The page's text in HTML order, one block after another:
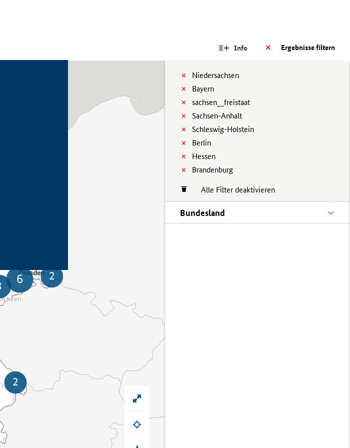
Ergebnisse filtern
Info
Niedersachsen
Bayern
sachsen__freistaat
Sachsen-Anhalt
Schleswig-Holstein
Berlin
Hessen
Brandenburg
Alle Filter deaktivieren
Bundesland